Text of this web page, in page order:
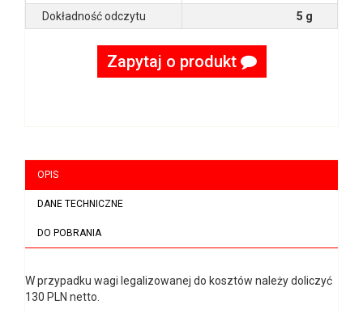
Dokładność odczytu
5 g
Zapytaj o produkt
OPIS
DANE TECHNICZNE
DO POBRANIA
W przypadku wagi legalizowanej do kosztów należy doliczyć
130 PLN netto.